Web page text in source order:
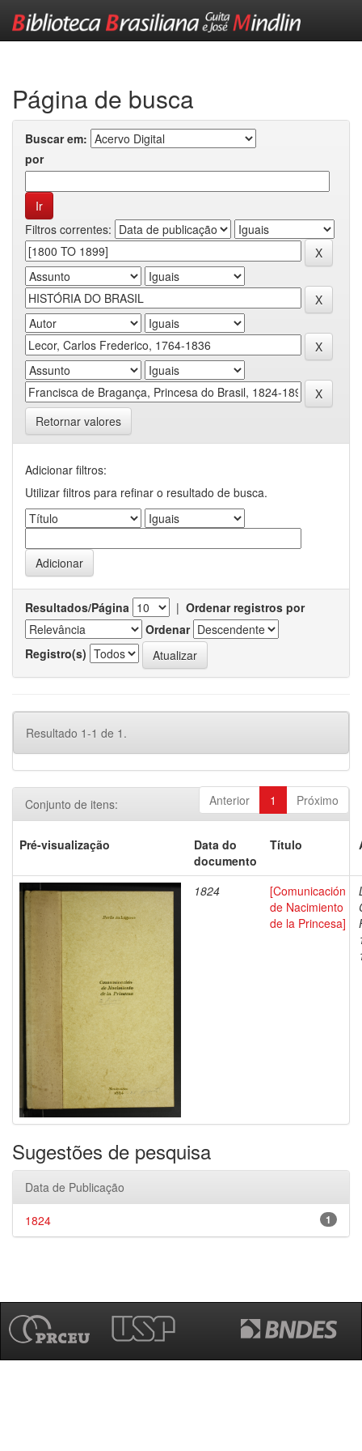
Página de busca
Buscar em:
por
Filtros correntes:
Retornar valores
Adicionar filtros:
Utilizar filtros para refinar o resultado de busca.
Resultados/Página | Ordenar registros por
Ordenar
Registro(s)
Resultado 1-1 de 1.
Anterior 1 Próximo
Conjunto de itens:
Pré-visualização
Data do
documento
Título
1824
[Comunicación
de Nacimiento
de la Princesa]
Sugestões de pesquisa
Data de Publicação
1
1824